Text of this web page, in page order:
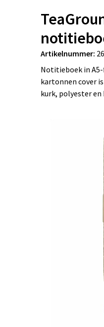
Artikelnummer:
Notitieboek in
kartonnen cover
kurk, polyester en